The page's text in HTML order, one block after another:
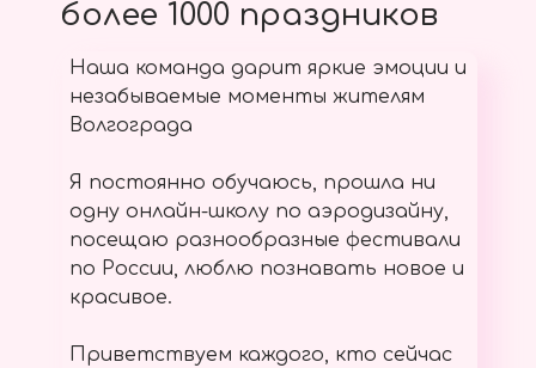
более 1000 праздников
Наша команда дарит яркие эмоции и
незабываемые моменты жителям
Волгограда
Я постоянно обучаюсь, прошла ни
одну онлайн-школу по аэродизайну,
посещаю разнообразные фестивали
по России, люблю познавать новое и
красивое.
Приветствуем каждого, кто сейчас